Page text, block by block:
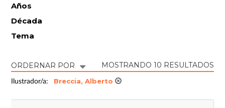
Años
Década
Tema
ORDERNAR POR MOSTRANDO 10 RESULTADOS
Ilustrador/a: Breccia, Alberto